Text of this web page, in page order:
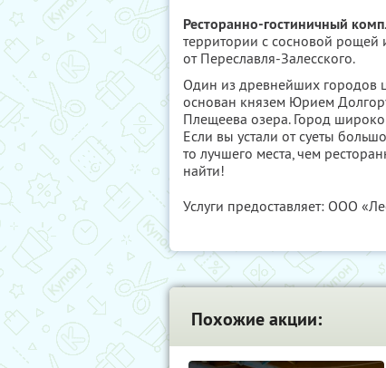
Ресторанно-гостиничный
территории с сосновой
от Переславля-Залесского.
Один из древнейших городов
основан князем Юрием
Плещеева озера. Город
Если вы устали от суеты
то лучшего места, чем
найти!
Услуги предоставляет: ООО
Похожие акции: